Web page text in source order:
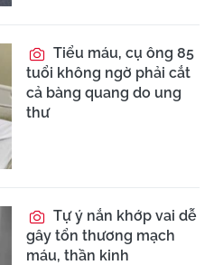
Tiểu máu, cụ ông 85
tuổi không ngờ phải cắt
cả bàng quang do ung
thư
Tự ý nắn khớp vai dễ
gây tổn thương mạch
máu, thần kinh